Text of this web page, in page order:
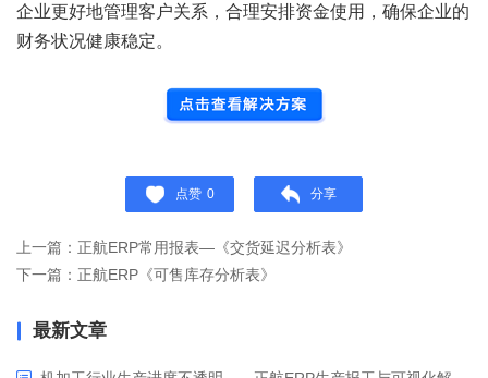
企业更好地管理客户关系，合理安排资金使用，确保企业的
财务状况健康稳定。
点赞 0 分享
上一篇：正航ERP常用报表—《交货延迟分析表》
下一篇：正航ERP《可售库存分析表》
最新文章